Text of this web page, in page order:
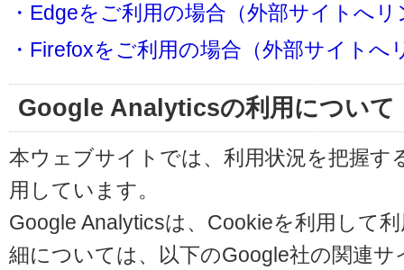
・Edgeをご利用の場合（外部サイトへリ
・Firefoxをご利用の場合（外部サイトへ
Google Analyticsの利用について
本ウェブサイトでは、利用状況を把握す
用しています。
Google Analyticsは、Cookieを利用して
細については、以下のGoogle社の関連